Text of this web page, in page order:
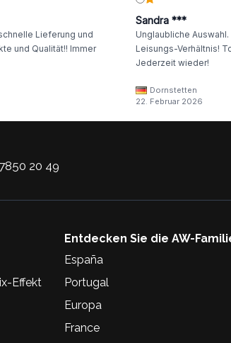
Lieferung und
und Qualität!! Immer
Sandra ***
Unglaubliche
Leisungs-Verhältnis!
Jederzeit wieder!
Dornstetten
22. Februar 2026
20 49
Effekt
Entdecken Sie die AW-
España
Portugal
Europa
France